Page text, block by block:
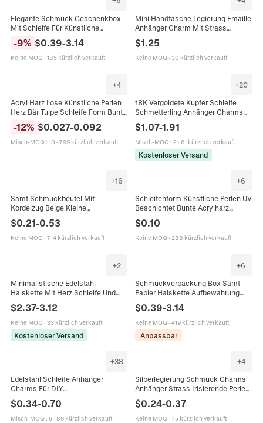
Elegante Schmuck Geschenkbox
Mit Schleife Für Künstliche
Samtfutter Karton Verpackung
-9% $0.39-3.14
Keine MOQ · 185 kürzlich verkauft
Mini Handtasche Legierung Emaille
Anhänger Charm Mit Strass
Schmuckherstellung Halskette
Armband Ohrringe Zubehör
$1.25
Keine MOQ · 30 kürzlich verkauft
+4
Acryl Harz Lose Künstliche Perlen
Herz Bär Tulpe Schleife Form Bunt
Perlmutt Für DIY
Schmuckherstellung Armband
Halskette Dekoration
-12% $0.027-0.092
Misch-MOQ : 10 · 799 kürzlich verkauft
+20
18K Vergoldete Kupfer Schleife
Schmetterling Anhänger Charms
Mit Zirkonia Für DIY Ohrring
Halskette Schmuckherstellung
$1.07-1.91
Misch-MOQ : 2· 61 kürzlich verkauft
Kostenloser Versand
+16
Samt Schmuckbeutel Mit
Kordelzug Beige Kleine
Geschenktüten Mit Satinschleife
Für Halsketten Armbänder Ringe
$0.21-0.53
Keine MOQ · 714 kürzlich verkauft
+6
Schleifenform Künstliche Perlen UV
Beschichtet Bunte Acrylharz
Perlglanz Für DIY
Schmuckherstellung Halsketten
Armbänder Handyketten
$0.10
Keine MOQ · 288 kürzlich verkauft
+2
Minimalistische Edelstahl
Halskette Mit Herz Schleife Und
Künstliche Perlen Anhängern
Elegante Vergoldete Versilberte
Schmuck
$2.37-3.12
Keine MOQ · 33 kürzlich verkauft
Kostenloser Versand
+6
Schmuckverpackung Box Samt
Papier Halskette Aufbewahrung
Geschenkbox Quadratisch Mit
Schleife Tasche Für Hochzeit
Jubiläum
$0.39-3.14
Keine MOQ · 419 kürzlich verkauft
Anpassbar
+38
Edelstahl Schleife Anhänger
Charms Für DIY
Schmuckherstellung Halsketten
Ohrringe Elegantes Zubehör
$0.34-0.70
Misch-MOQ : 5· 89 kürzlich verkauft
+4
Silberlegierung Schmuck Charms
Anhänger Strass Irisierende Perle
Schleife Stern Mond Herz Kreuz Für
DIY Halskette Armband Herstellung
Süßer Ätherischer Stil
$0.24-0.37
Keine MOQ · 75 kürzlich verkauft